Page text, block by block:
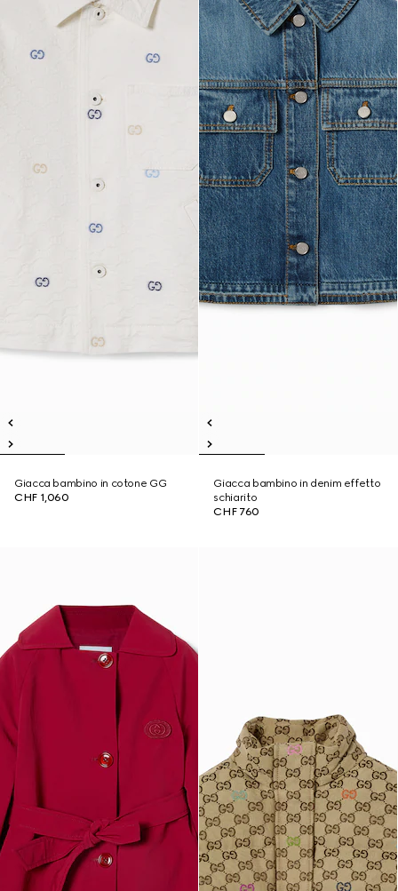
Giacca bambino in cotone GG
CHF 1,060
Giacca bambino in denim effetto
schiarito
CHF 760